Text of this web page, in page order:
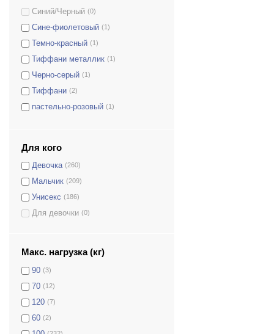
Синий/Черный (0)
Сине-фиолетовый (1)
Темно-красный (1)
Тиффани металлик (1)
Черно-серый (1)
Тиффани (2)
пастельно-розовый (1)
Черно-синий
малиновый (1)
ментоловый
Мятный (2)
Абстракция (2)
Коричневый
Бирюзовый
Розовый
Салатовый
Сиреневый
Для кого
Девочка (260)
Мальчик (209)
Унисекс (186)
Для девочки (0)
Макс. нагрузка (кг)
90 (3)
70 (12)
120 (7)
60 (2)